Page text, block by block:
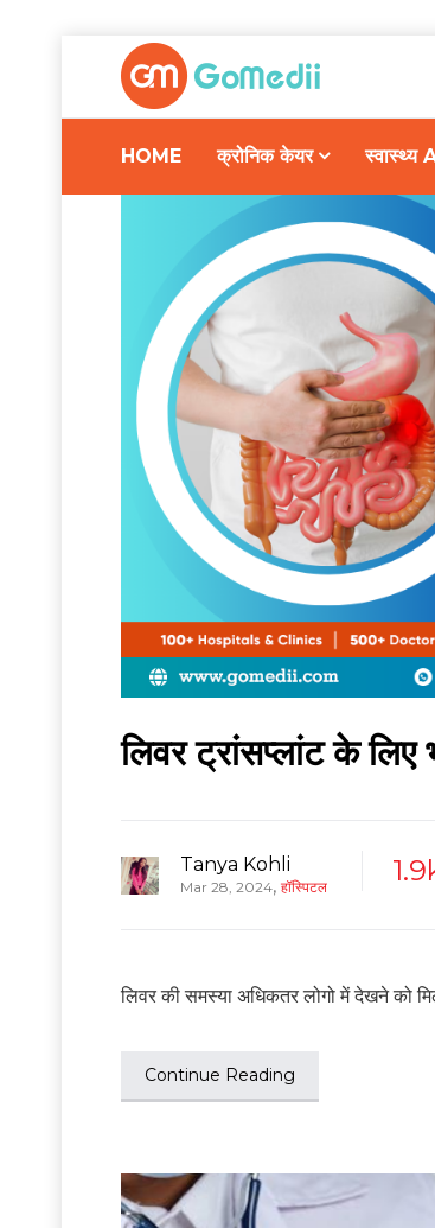
HOME क्रोनिक केयर स्वास्थ्य
लिवर ट्रांसप्लांट के
Tanya Kohli
Mar 28, 2024, हॉस्पिटल
लिवर की समस्या अधिकतर लोगो में देखने को
Continue Reading